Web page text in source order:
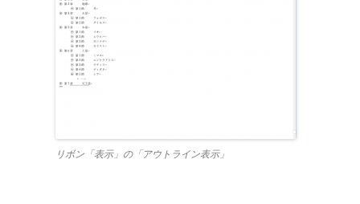
リボン「表示」の「アウトライン表示」